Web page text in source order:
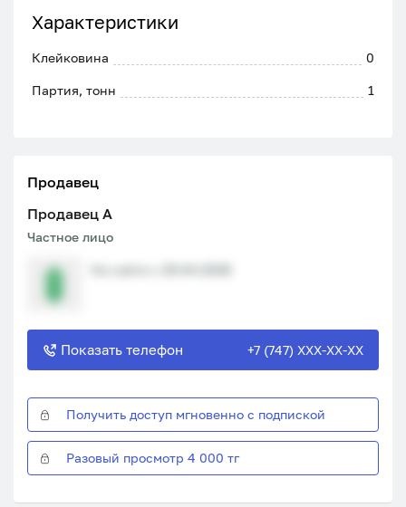
Характеристики
Клейковина 0
Партия, тонн 1
Продавец
Продавец A
Частное лицо
Показать телефон +7 (747) XXX-XX-XX
Получить доступ мгновенно с подпиской
Разовый просмотр 4 000 тг